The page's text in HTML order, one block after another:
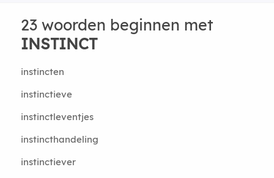
23 woorden beginnen met
INSTINCT
instincten
instinctieve
instinctleventjes
instincthandeling
instinctiever